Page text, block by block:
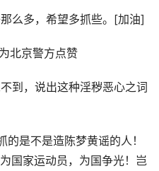
么多，希望多抓些。[加油]
北京警方点赞
到，说出这种淫秽恶心之词
是不是造陈梦黄谣的人！
国家运动员，为国争光！岂